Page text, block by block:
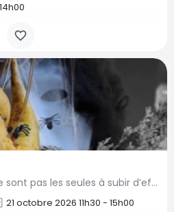
Non non, les citrouilles ne sont pas les seules à subir d’effrayantes transformations en cette saison !…
21 octobre 2026 11h30 - 15h00